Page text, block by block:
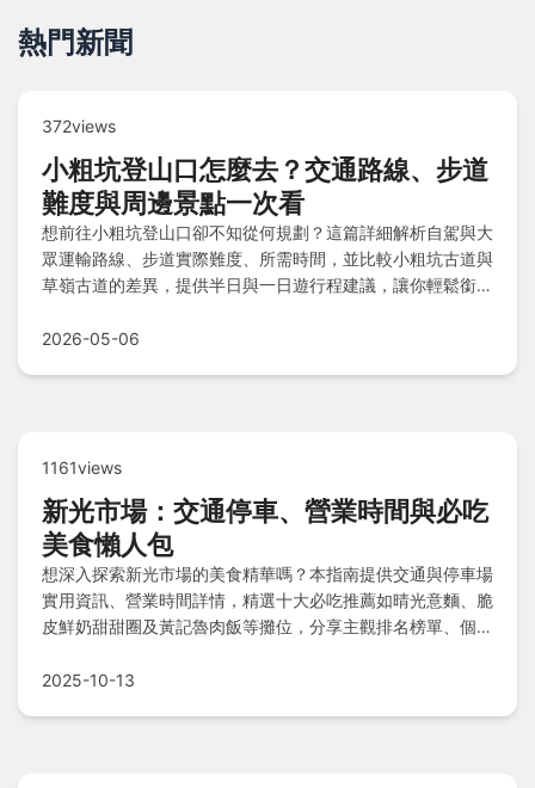
熱門新聞
372views
小粗坑登山口怎麼去？交通路線、步道
難度與周邊景點一次看
想前往小粗坑登山口卻不知從何規劃？這篇詳細解析自駕與大
眾運輸路線、步道實際難度、所需時間，並比較小粗坑古道與
草嶺古道的差異，提供半日與一日遊行程建議，讓你輕鬆銜接
2026-05-06
1161views
新光市場：交通停車、營業時間與必吃
美食懶人包
想深入探索新光市場的美食精華嗎？本指南提供交通與停車場
實用資訊、營業時間詳情，精選十大必吃推薦如晴光意麵、脆
皮鮮奶甜甜圈及黃記魯肉飯等攤位，分享主觀排名榜單、個人
場之旅。
2025-10-13